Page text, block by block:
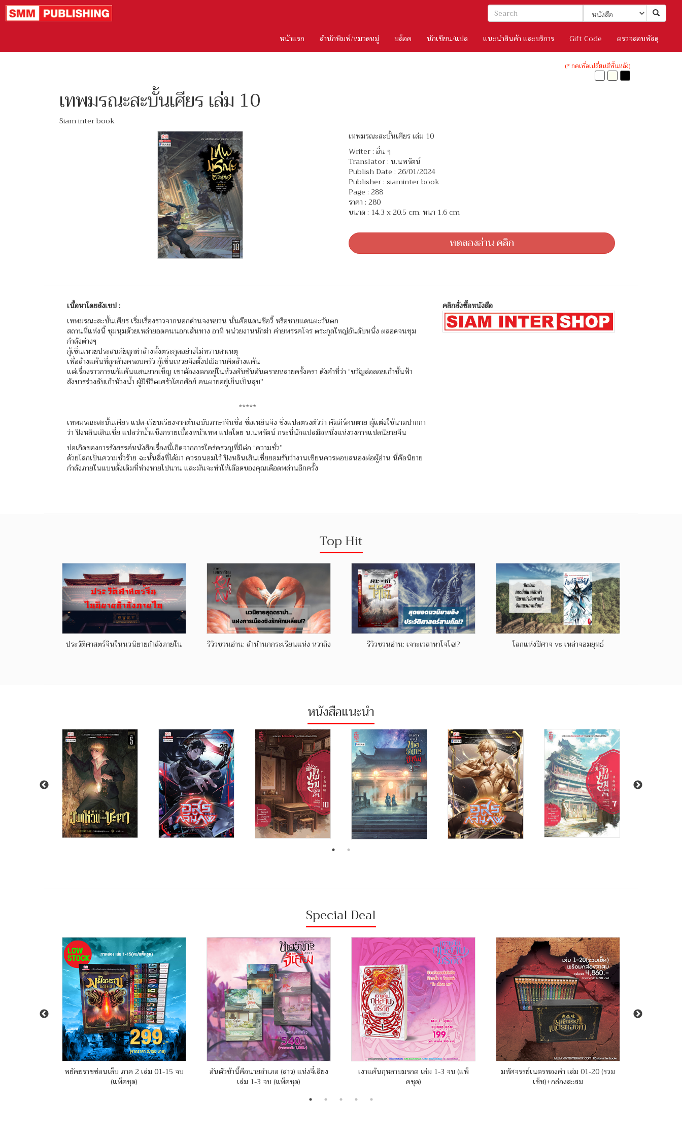
หน้าแรก สำนักพิมพ์/หมวดหมู่ บล็อค นักเขียน/แปล แนะนำสินค้า และบริการ Gift Code ตรวจสอบพัสดุ
(* กดเพื่อเปลี่ยนสีพื้นหลัง)
เทพมรณะสะบั้นเศียร เล่ม 10
Siam inter book
เทพมรณะสะบั้นเศียร เล่ม 10
Writer : อื่น ๆ
Translator : น.นพรัตน์
Publish Date : 26/01/2024
Publisher : siaminter book
Page : 288
ราคา : 280
ขนาด : 14.3 x 20.5 cm. หนา 1.6 cm
ทดลองอ่าน คลิก
เนื้อหาโดยสังเขป :
เทพมรณะสะบั้นเศียร เริ่มเรื่องราวจากนอกด่านจงหยวน นั่นคือแดนซีอวี้ หรือชายแดนตะวันตก
สถานที่แห่งนี้ ชุมนุมด้วยเหล่ายอดคนนอกเส้นทาง อาทิ หน่วยงานนักฆ่า ค่ายพรรคโจร ตระกูลใหญ่อันดับหนึ่ง ตลอดจนขุม
กำลังต่างๆ
กู้เซิ่นเหวยประสบภัยถูกฆ่าล้างทั้งตระกูลอย่างไม่ทราบสาเหตุ
เพื่อล้างแค้นที่ถูกล้างครอบครัว กู้เซิ่นเหวยจึงตั้งปณิธานคิดล้างแค้น
แต่เรื่องราวการแก้แค้นแสนยากเข็ญ เขาต้องงตกอยู่ในห้วงคับขันอันตรายหลายครั้งครา ดังคำที่ว่า “ขวัญล่อลอยเก้าชั้นฟ้า
สังขารร่วงลับเก้าห้วงน้ำ ผู้มีชีวิตเศร้าโศกศัลย์ คนตายอยู่เย็นเป็นสุข”
*****
เทพมรณะสะบั้นเศียร แปล-เรียบเรียงจากต้นฉบับภาษาจีนชื่อ ซื่อเหยินจิง ซึ่งแปลตรงตัวว่า คัมภีร์คนตาย ผู้แต่งใช้นามปากกา
ว่า ปิงหลินเสินเชี่ย แปลว่าน้ำแข็งกรายเบื้องหน้าเทพ แปลโดย น.นพรัตน์ กระบี่นักแปลมือหนึ่งแห่งวงการแปลนิยายจีน
บ่อเกิดของการรังสรรค์หนังสือเรื่องนี้เกิดจากการใคร่ครวญที่มีต่อ “ความชั่ว”
ด้วยโลกเป็นความชั่วร้าย ฉะนั้นสิ่งที่ได้มา ควรถนอมไว้ ปิงหลินเสินเซี่ยยอมรับว่างานเขียนควรตอบสนองต่อผู้อ่าน นี่คือนิยาย
กำลังภายในแบบดั้งเดิมที่ห่างหายไปนาน และมันจะทำให้เลือดของคุณเดือดพล่านอีกครั้ง
คลิกสั่งซื้อหนังสือ
Top Hit
ประวัติศาสตร์จีนในนวนิยายกำลังภายใน รีวิวชวนอ่าน: ลำนำนกกระเรียนแห่ง หวาถิง รีวิวชวนอ่าน: เจาะเวลาหาโจโฉ!? โลกแห่งปีศาจ vs เหล่าจอมยุทธ์
หนังสือแนะนำ
Special Deal
พยัคฆราชซ่อนเล็บ ภาค 2 เล่ม 01-15 จบ
(แพ็คชุด)
อันตัวข้านี้คือนายอำเภอ (สาว) แห่งจี๋เสียง
เล่ม 1-3 จบ (แพ็คชุด)
เงาแค้นกุหลาบมรกต เล่ม 1-3 จบ (แพ็
คชุด)
มหัศจรรย์เนตรทองคำ เล่ม 01-20 (รวม
เซ็ท)+กล่องสะสม